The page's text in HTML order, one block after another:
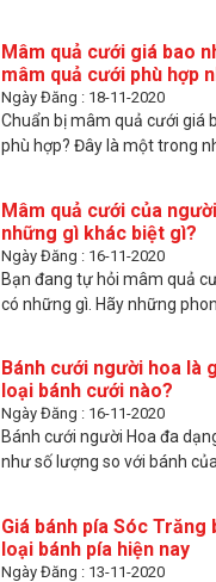
Mâm quả cưới giá bao
mâm quả cưới phù hợp
Ngày Đăng : 18-11-2020
Chuẩn bị mâm quả cưới giá
phù hợp? Đây là một trong
Mâm quả cưới của
những gì khác biệt gì?
Ngày Đăng : 16-11-2020
Bạn đang tự hỏi mâm quả
có những gì. Hãy những
Bánh cưới người hoa là
loại bánh cưới nào?
Ngày Đăng : 16-11-2020
Bánh cưới người Hoa đa
như số lượng so với bánh
Giá bánh pía Sóc Trăng
loại bánh pía hiện nay
Ngày Đăng : 13-11-2020